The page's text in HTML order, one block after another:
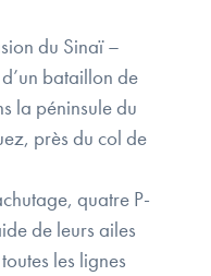
du Sinaï –
bataillon de
la péninsule du
près du col de
quatre P-
de leurs ailes
les lignes